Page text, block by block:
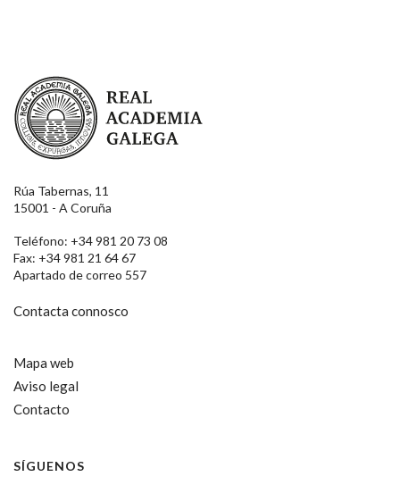
Real Academia Galega
Rúa Tabernas, 11
15001 - A Coruña
Teléfono: +34 981 20 73 08
Fax: +34 981 21 64 67
Apartado de correo 557
Contacta connosco
Mapa web
Aviso legal
Contacto
SÍGUENOS